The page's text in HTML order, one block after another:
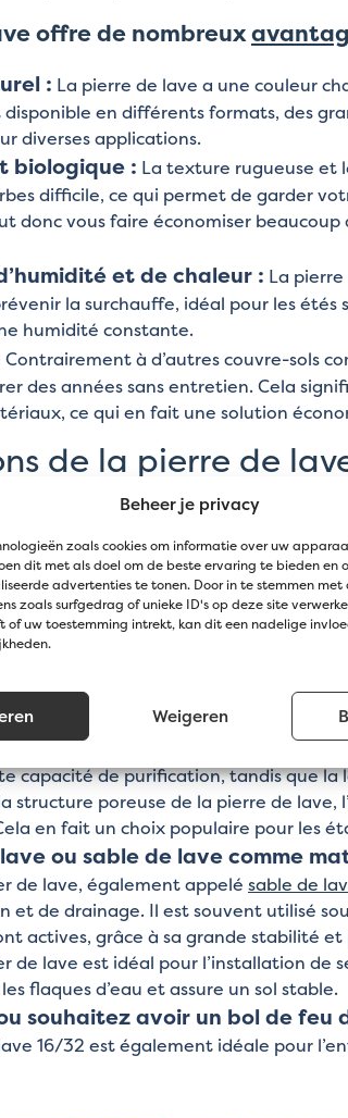
Beheer je privacy
zoals cookies om informatie over uw
dit met als doel om de beste ervaring te bieden en
advertenties te tonen. Door in te stemmen
zoals surfgedrag of unieke ID's op deze site
of uw toestemming intrekt, kan dit een nadelige
Weigeren
offre de nombreux
: La pierre de lave a une couleur
disponible en différents formats, des
diverses applications.
biologique : La texture rugueuse et
difficile, ce qui permet de garder
donc vous faire économiser
et de chaleur : La
la surchauffe, idéal pour les
humidité constante.
Contrairement à d’autres couvre-sols
des années sans entretien. Cela
ce qui en fait une solution
de la pierre de
être utilisée de différentes
sol:
de lave est parfaite comme paillis pour
lave 8/16 ou2/8pour une finition belle
sont idéaux pour les petits et
également à empêcher la croissance
à entretenir.
de filtration dans les :
de lave est également idéale pour les
capacité de purification, tandis que
structure poreuse de la pierre de
en fait un choix populaire pour les
ou sable de lave comme
de lave, également appelé sable de
et de drainage. Il est souvent utilisé
actives, grâce à sa grande stabilité et
de lave est idéal pour l’installation de
flaques d’eau et assure un sol stable.
souhaitez avoir un bol de feu
16/32 est également idéale pour